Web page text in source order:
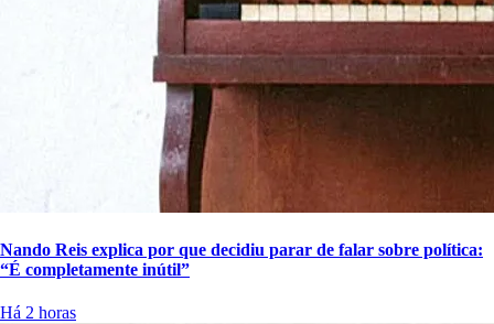
Nando Reis explica por que decidiu parar de falar sobre política:
“É completamente inútil”
Há 2 horas